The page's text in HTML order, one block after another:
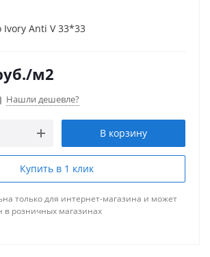
Ivory Anti V 33*33
/м2
Нашли дешевле?
В корзину
Купить в 1 клик
только для интернет-магазина и может
в розничных магазинах